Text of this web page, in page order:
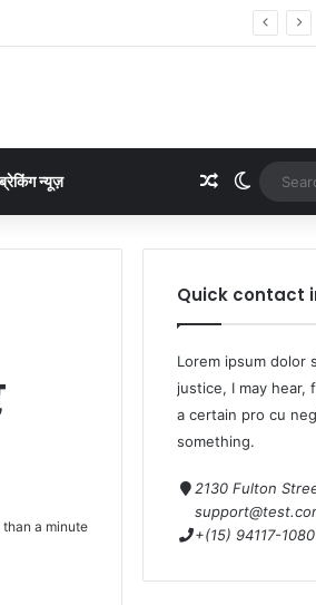
ब्रेकिंग न्यूज़
than a minute
Quick contact
Lorem ipsum dolor
justice, I may hear,
a certain pro cu
something.
2130 Fulton
+(15) 94117-1080